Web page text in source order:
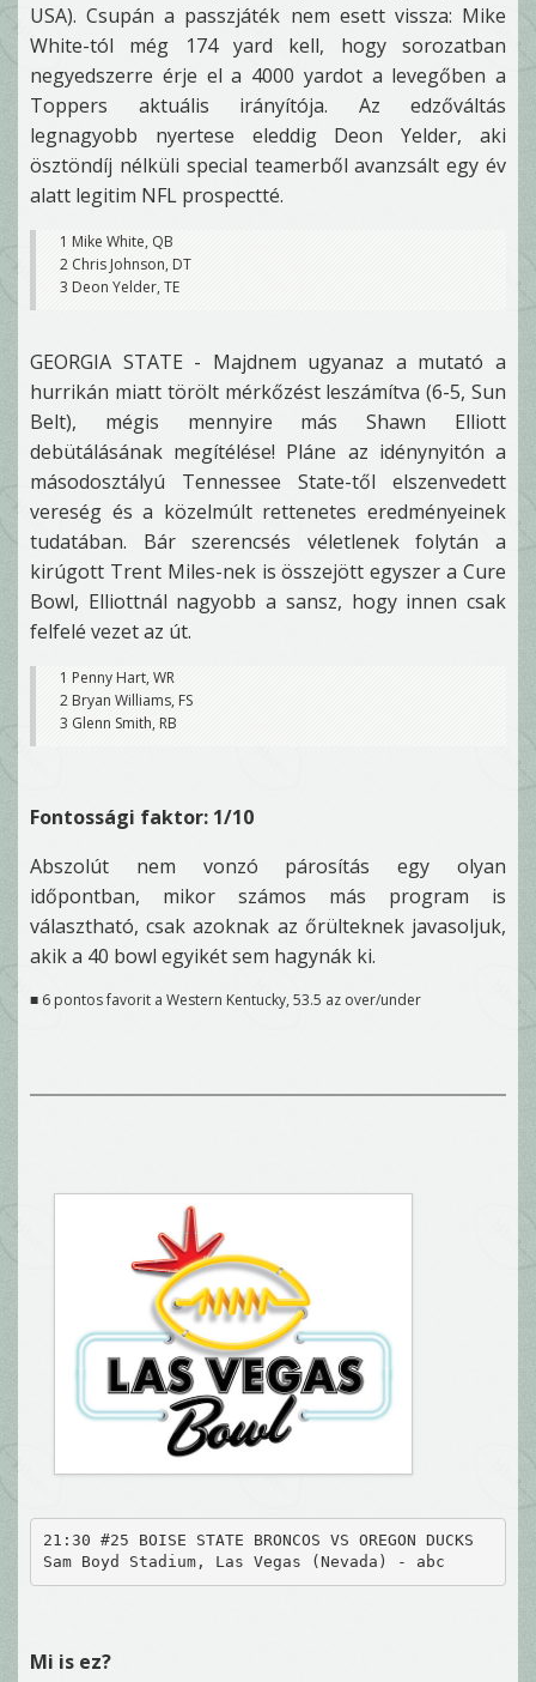
USA). Csupán a passzjáték nem esett vissza: Mike
White-tól még 174 yard kell, hogy sorozatban
negyedszerre érje el a 4000 yardot a levegőben a
Toppers aktuális irányítója. Az edzőváltás
legnagyobb nyertese eleddig Deon Yelder, aki
ösztöndíj nélküli special teamerből avanzsált egy év
alatt legitim NFL prospectté.
1 Mike White, QB
2 Chris Johnson, DT
3 Deon Yelder, TE
GEORGIA STATE - Majdnem ugyanaz a mutató a
hurrikán miatt törölt mérkőzést leszámítva (6-5, Sun
Belt), mégis mennyire más Shawn Elliott
debütálásának megítélése! Pláne az idénynyitón a
másodosztályú Tennessee State-től elszenvedett
vereség és a közelmúlt rettenetes eredményeinek
tudatában. Bár szerencsés véletlenek folytán a
kirúgott Trent Miles-nek is összejött egyszer a Cure
Bowl, Elliottnál nagyobb a sansz, hogy innen csak
felfelé vezet az út.
1 Penny Hart, WR
2 Bryan Williams, FS
3 Glenn Smith, RB
Fontossági faktor: 1/10
Abszolút nem vonzó párosítás egy olyan
időpontban, mikor számos más program is
választható, csak azoknak az őrülteknek javasoljuk,
akik a 40 bowl egyikét sem hagynák ki.
■ 6 pontos favorit a Western Kentucky, 53.5 az over/under
21:30 #25 BOISE STATE BRONCOS VS OREGON DUCKS
Sam Boyd Stadium, Las Vegas (Nevada) - abc
Mi is ez?